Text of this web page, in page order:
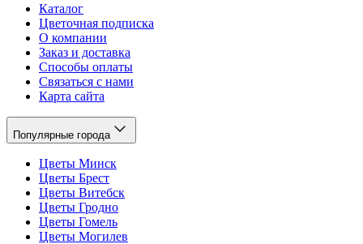
Каталог
Цветочная подписка
О компании
Заказ и доставка
Способы оплаты
Связаться с нами
Карта сайта
Популярные города
Цветы Минск
Цветы Брест
Цветы Витебск
Цветы Гродно
Цветы Гомель
Цветы Могилев